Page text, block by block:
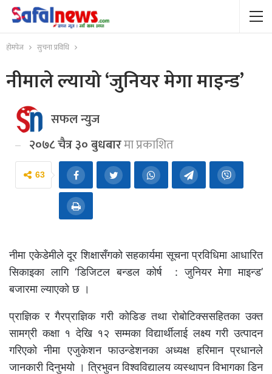
होमपेज सुचना प्रविधि
नीमाले ल्यायो ‘जुनियर मेगा माइन्ड’
सफल न्युज
२०७८ चैत्र ३० बुधबारमा प्रकाशित
63
नीमा एकेडेमीले दूर शिक्षासँगको सहकार्यमा सूचना प्रविधिमा आधारित
सिकाइका लागि ‘डिजिटल बन्डल कोर्ष : जुनियर मेगा माइन्ड’
बजारमा ल्याएको छ ।
प्राज्ञिक र गैरप्राज्ञिक गरी कोडिङ तथा रोबोटिक्ससहितका उक्त
सामग्री कक्षा १ देखि १२ सम्मका विद्यार्थीलाई लक्ष्य गरी उत्पादन
गरिएको नीमा एजुकेशन फाउन्डेशनका अध्यक्ष हरिमान प्रधानले
जानकारी दिनुभयो । त्रिभुवन विश्वविद्यालय व्यस्थापन विभागका डिन